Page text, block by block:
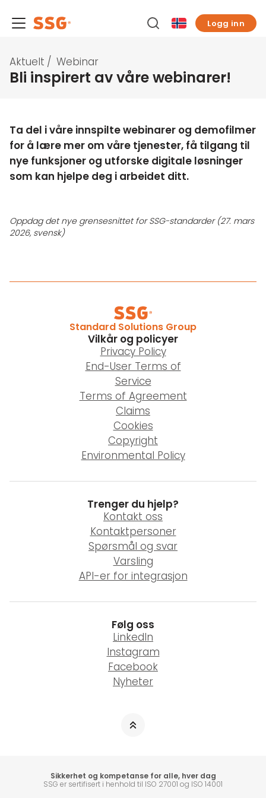
Logg inn
Aktuelt / Webinar
Bli inspirert av våre webinarer!
Ta del i våre innspilte webinarer og demofilmer
for å lære mer om våre tjenester, få tilgang til
nye funksjoner og utforske digitale løsninger
som kan hjelpe deg i arbeidet ditt.
Oppdag det nye grensesnittet for SSG-standarder (27. mars
2026, svensk)
Standard Solutions Group
Vilkår og policyer
Privacy Policy
End-User Terms of
Service
Terms of Agreement
Claims
Cookies
Copyright
Environmental Policy
Trenger du hjelp?
Kontakt oss
Kontaktpersoner
Spørsmål og svar
Varsling
API-er for integrasjon
Følg oss
LinkedIn
Instagram
Facebook
Nyheter
Sikkerhet og kompetanse for alle, hver dag
SSG er sertifisert i henhold til ISO 27001 og ISO 14001